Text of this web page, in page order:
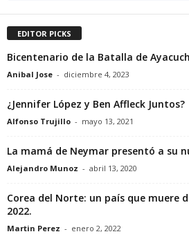
EDITOR PICKS
Bicentenario de la Batalla de
Anibal Jose - diciembre 4, 2023
¿Jennifer López y Ben Affleck Juntos?
Alfonso Trujillo - mayo 13, 2021
La mamá de Neymar presentó a su
Alejandro Munoz - abril 13, 2020
Corea del Norte: un país que muere
2022.
Martin Perez - enero 2, 2022